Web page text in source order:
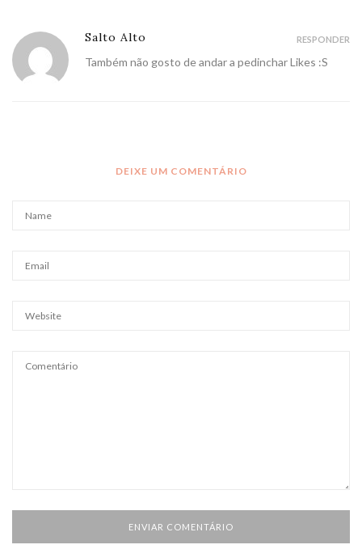
Salto Alto
Também não gosto de andar a pedinchar Likes :S
RESPONDER
DEIXE UM COMENTÁRIO